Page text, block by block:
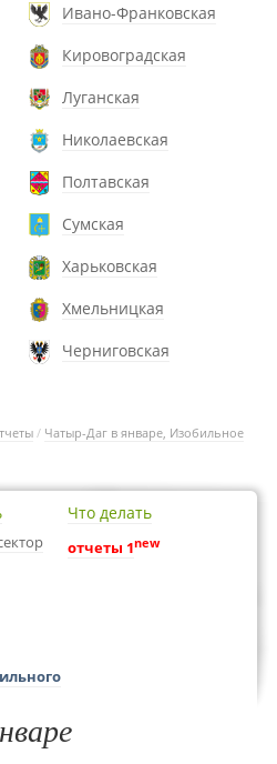
Ивано-Франковская
Кировоградская
Луганская
Николаевская
Полтавская
Сумская
Харьковская
Хмельницкая
Черниговская
/ Чатыр-Даг в январе, Изобильное
Что делать
отчеты 1new